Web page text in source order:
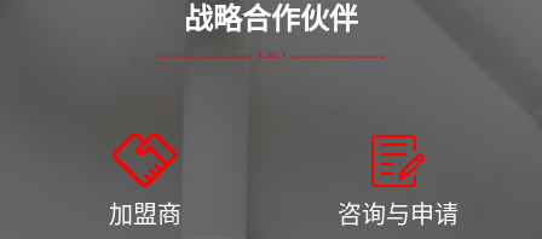
战略合作伙伴
加盟商 咨询与申请